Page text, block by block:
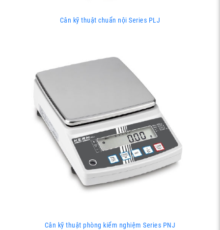
Cân kỹ thuật chuẩn nội Series PLJ
Cân kỹ thuật phòng kiểm nghiệm Series PNJ